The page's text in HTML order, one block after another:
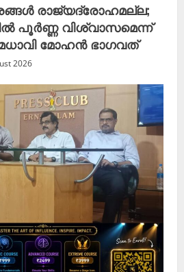
രാജ്യദ്രോഹമല്ല;
പൂർണ്ണ വിശ്വാസമെന്ന്
മോഹൻ ഭാഗവത്
2026